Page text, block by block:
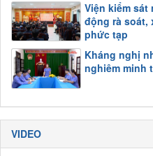
Viện kiểm sát
động rà soát,
phức tạp
Kháng nghị
nghiêm minh
VIDEO